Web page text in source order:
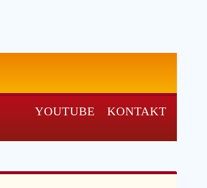
YOUTUBE KONTAKT